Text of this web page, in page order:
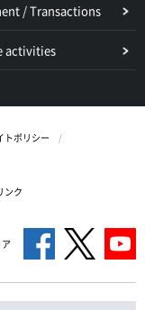
/ Transactions
activities
トポリシー
ンク